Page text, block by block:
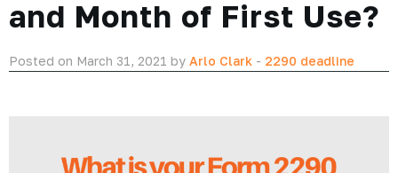
and Month of First Use?
Posted on March 31, 2021 by Arlo Clark - 2290 deadline